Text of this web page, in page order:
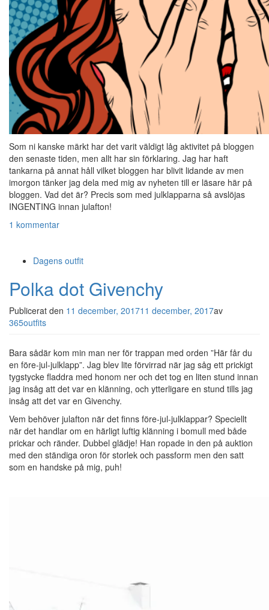
Som ni kanske märkt har det varit väldigt låg aktivitet på bloggen
den senaste tiden, men allt har sin förklaring. Jag har haft
tankarna på annat håll vilket bloggen har blivit lidande av men
imorgon tänker jag dela med mig av nyheten till er läsare här på
bloggen. Vad det är? Precis som med julklapparna så avslöjas
INGENTING innan julafton!
1 kommentar
Dagens outfit
Polka dot Givenchy
Publicerat den 11 december, 201711 december, 2017av
365outfits
Bara sådär kom min man ner för trappan med orden ”Här får du
en före-jul-julklapp”. Jag blev lite förvirrad när jag såg ett prickigt
tygstycke fladdra med honom ner och det tog en liten stund innan
jag insåg att det var en klänning, och ytterligare en stund tills jag
insåg att det var en Givenchy.
Vem behöver julafton när det finns före-jul-julklappar? Speciellt
när det handlar om en härligt luftig klänning i bomull med både
prickar och ränder. Dubbel glädje! Han ropade in den på auktion
med den ständiga oron för storlek och passform men den satt
som en handske på mig, puh!